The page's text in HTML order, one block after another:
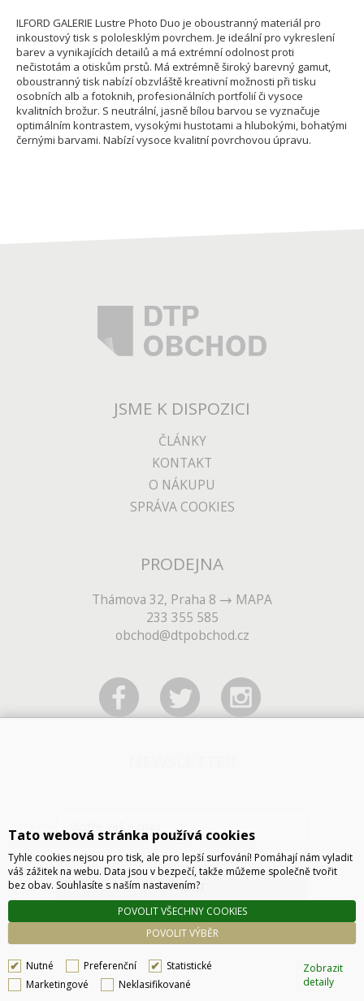
ILFORD GALERIE Lustre Photo Duo je oboustranný materiál pro
inkoustový tisk s pololesklým povrchem. Je ideální pro vykreslení
barev a vynikajících detailů a má extrémní odolnost proti
nečistotám a otiskům prstů. Má extrémně široký barevný gamut,
oboustranný tisk nabízí obzvláště kreativní možnosti při tisku
osobních alb a fotoknih, profesionálních portfolií či vysoce
kvalitních brožur. S neutrální, jasně bílou barvou se vyznačuje
optimálním kontrastem, vysokými hustotami a hlubokými, bohatými
černými barvami. Nabízí vysoce kvalitní povrchovou úpravu.
JSME K DISPOZICI
ČLÁNKY
KONTAKT
O NÁKUPU
SPRÁVA COOKIES
PRODEJNA
Thámova 32, Praha 8
MAPA
233 355 585
obchod@dtpobchod.cz
ODESLAT
Tato webová stránka používá cookies
Tyhle cookies nejsou pro tisk, ale pro lepší surfování! Pomáhají nám vyladit
váš zážitek na webu. Data jsou v bezpečí, takže můžeme společně tvořit
bez obav. Souhlasíte s naším nastavením?
POVOLIT VÝBĚR
POVOLIT VŠECHNY COOKIES
Nutné Preferenční
Statistické
Marketingové
Neklasifikované
Zobrazit
detaily